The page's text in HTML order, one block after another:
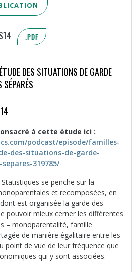
.PDF
DES SITUATIONS DE GARDE
SÉPARÉS
à cette étude ici :
podcast/episode/familles-
des-situations-de-garde-
319785/
se penche sur la
et recomposées, en
est organisée la garde des
pouvoir mieux cerner les différentes
– monoparentalité, famille
de manière égalitaire entre les
point de vue de leur fréquence que
qui y sont associées.